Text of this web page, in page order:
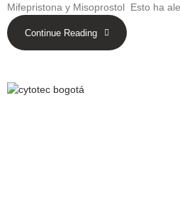
Mifepristona y Misoprostol Esto ha
Continue Reading